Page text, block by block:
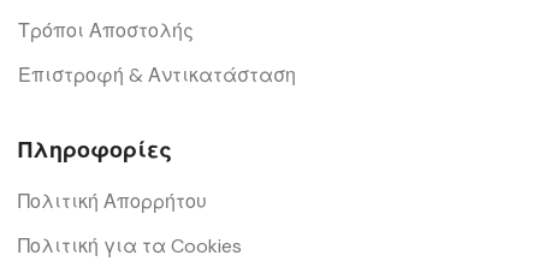
Τρόποι Αποστολής
Επιστροφή & Αντικατάσταση
Πληροφορίες
Πολιτική Απορρήτου
Πολιτική για τα Cookies